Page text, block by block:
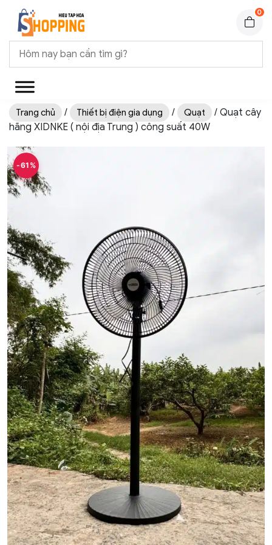
0
Trang chủ / Thiết bị điện gia dụng / Quạt
/ Quạt cây
hãng XIDNKE ( nội địa Trung ) công suất 40W
-61%